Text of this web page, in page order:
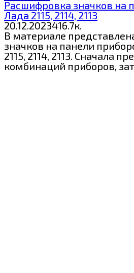
Расшифровка значков на
Лада 2115, 2114, 2113
20.12.2023416.7к.
В материале
значков на панели
2115, 2114, 2113. Сначала
комбинаций приборов,